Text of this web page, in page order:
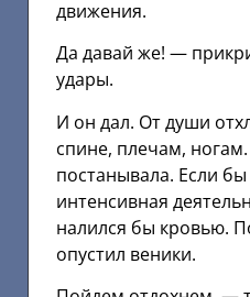
движения.
Да давай же! —
удары.
И он дал. От души
спине, плечам,
постанывала. Если
интенсивная
налился бы кровью.
опустил веники.